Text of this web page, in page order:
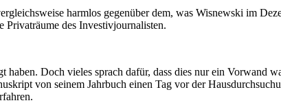
harmlos gegenüber dem, was Wisnewski im
des Investivjournalisten.
Doch vieles sprach dafür, dass dies nur ein Vorwand
von seinem Jahrbuch einen Tag vor der